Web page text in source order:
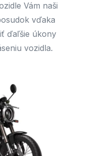
Vám naši
vďaka
ďaľšie úkony
vozidla.